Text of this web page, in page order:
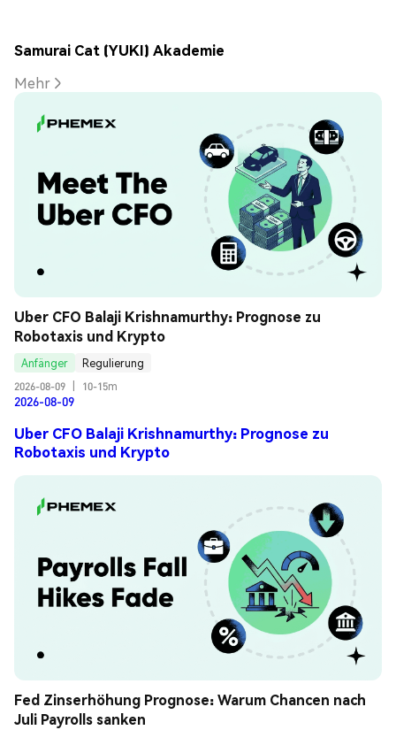
Samurai Cat (YUKI) Akademie
Mehr
Uber CFO Balaji Krishnamurthy: Prognose zu
Robotaxis und Krypto
Anfänger
Regulierung
2026-08-09
10-15m
2026-08-09
Uber CFO Balaji Krishnamurthy: Prognose zu
Robotaxis und Krypto
Fed Zinserhöhung Prognose: Warum Chancen nach
Juli Payrolls sanken